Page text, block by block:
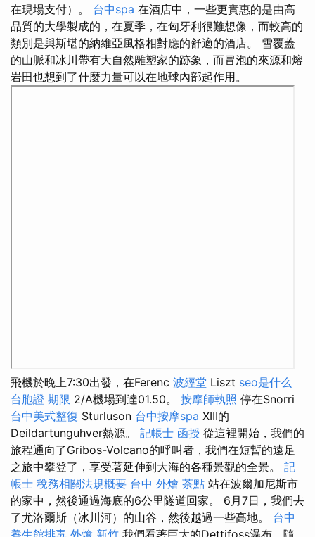
在現場支付）。 台中spa 在酒店中，一些更實惠的是由高
品質的大學製成的，在夏季，在匈牙利很難想像，而較高的
類別是與斯堪的納維亞風格相對應的舒適的酒店。 雪覆蓋
的山脈和冰川帶有大自然雕塑家的跡象，而冒泡的來源和熔
岩田也想到了什麼力量可以在地球內部起作用。
飛機於晚上7:30出發，在Ferenc 波經堂 Liszt seo是什么
台胞證 期限 2/A機場到達01.50。 按摩師執照 停在Snorri
台中美式整復 Sturluson 台中按摩spa XIII的
Deildartunguhver熱源。 記帳士 函授 從這裡開始，我們的
旅程通向了Gribos-Volcano的呼叫者，我們在短暫的遠足
之旅中攀登了，享受著延伸到大海的各種景觀的全景。 記
帳士 稅務相關法規概要 台中 外燴 茶點 站在波爾加尼斯市
的家中，然後通過海底的6公里隧道回家。 6月7日，我們去
了尤洛爾斯（冰川河）的山谷，然後越過一些高地。 台中
養生館排毒 外燴 新竹 我們看著巨大的Dettifoss瀑布，隨